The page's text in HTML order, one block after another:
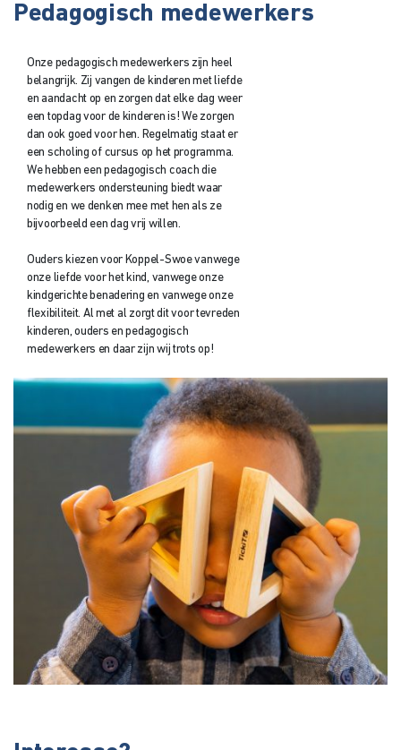
Pedagogisch medewerkers
Onze pedagogisch medewerkers zijn heel
belangrijk. Zij vangen de kinderen met liefde
en aandacht op en zorgen dat elke dag weer
een topdag voor de kinderen is! We zorgen
dan ook goed voor hen. Regelmatig staat er
een scholing of cursus op het programma.
We hebben een pedagogisch coach die
medewerkers ondersteuning biedt waar
nodig en we denken mee met hen als ze
bijvoorbeeld een dag vrij willen.
Ouders kiezen voor Koppel-Swoe vanwege
onze liefde voor het kind, vanwege onze
kindgerichte benadering en vanwege onze
flexibiliteit. Al met al zorgt dit voor tevreden
kinderen, ouders en pedagogisch
medewerkers en daar zijn wij trots op!